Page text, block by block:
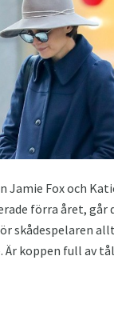
Fox och
förra året, går
skådespelaren
Är koppen full av